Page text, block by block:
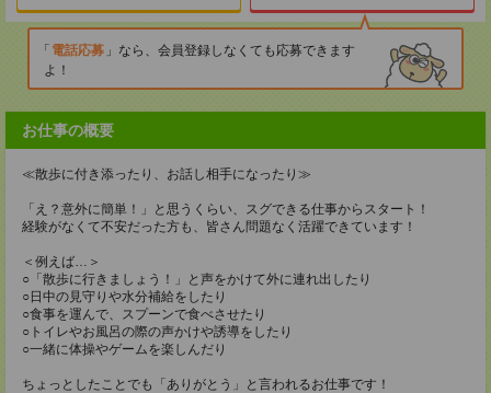
電話応募
なら、会員登録しなくても応募できます
よ！
お仕事の概要
≪散歩に付き添ったり、お話し相手になったり≫
「え？意外に簡単！」と思うくらい、スグできる仕事からスタート！
経験がなくて不安だった方も、皆さん問題なく活躍できています！
＜例えば…＞
○「散歩に行きましょう！」と声をかけて外に連れ出したり
○日中の見守りや水分補給をしたり
○食事を運んで、スプーンで食べさせたり
○トイレやお風呂の際の声かけや誘導をしたり
○一緒に体操やゲームを楽しんだり
ちょっとしたことでも「ありがとう」と言われるお仕事です！